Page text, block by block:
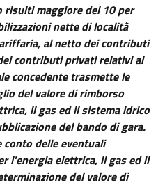
risulti maggiore del 10 per
nette di località
al netto dei contributi
contributi privati relativi ai
concedente trasmette le
del valore di rimborso
il gas ed il sistema idrico
del bando di gara.
conto delle eventuali
l'energia elettrica, il gas ed il
del valore di